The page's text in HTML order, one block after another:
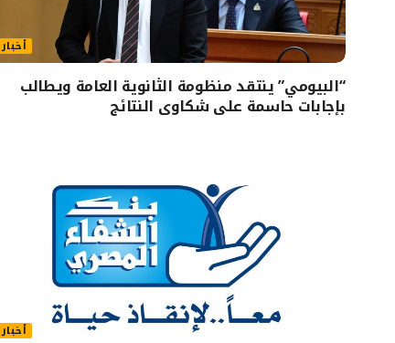
أخبار
“البيومي” ينتقد منظومة الثانوية العامة ويطالب
بإجابات حاسمة على شكاوى النتائج
أخبار